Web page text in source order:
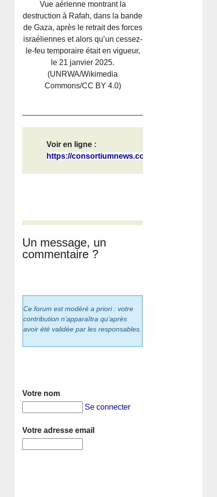
Vue aérienne montrant la
destruction à Rafah, dans la bande
de Gaza, après le retrait des forces
israéliennes et alors qu’un cessez-
le-feu temporaire était en vigueur,
le 21 janvier 2025.
(UNRWA/Wikimedia
Commons/CC BY 4.0)
Voir en ligne :
https://consortiumnews.com/2025/10/...
Un message, un
commentaire ?
Ce forum est modéré a priori : votre
contribution n’apparaîtra qu’après
avoir été validée par les responsables.
Votre nom
Se connecter
Votre adresse email